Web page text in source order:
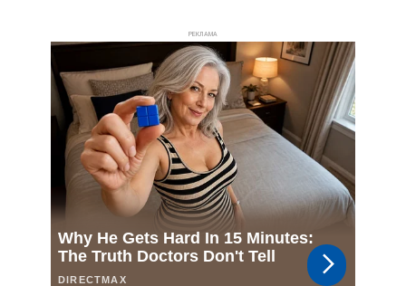
РЕКЛАМА